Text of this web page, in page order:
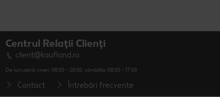
Centrul Relații Clienți
client@kaufland.ro
De luni până vineri: 08:00 - 20:00; sâmbăta: 08:00 - 17:00
Contact Întrebări frecvente